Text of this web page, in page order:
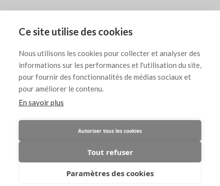
Ce site utilise des cookies
Nous utilisons les cookies pour collecter et analyser des
informations sur les performances et l'utilisation du site,
pour fournir des fonctionnalités de médias sociaux et
pour améliorer le contenu.
En savoir plus
Autoriser tous les cookies
Tout refuser
Paramètres des cookies
INFORMATIONS LÉGALES 
Membre de l'ADAGP - Tous droits réservés